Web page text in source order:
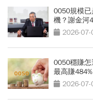
0050規模
機？謝金河
2026-07-
0050穩賺怎
最高賺
化」2026-07-